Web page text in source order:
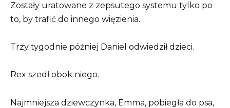
Zostały uratowane z zepsutego systemu tylko po
to, by trafić do innego więzienia.
Trzy tygodnie później Daniel odwiedził dzieci.
Rex szedł obok niego.
Najmniejsza dziewczynka, Emma, pobiegła do psa,